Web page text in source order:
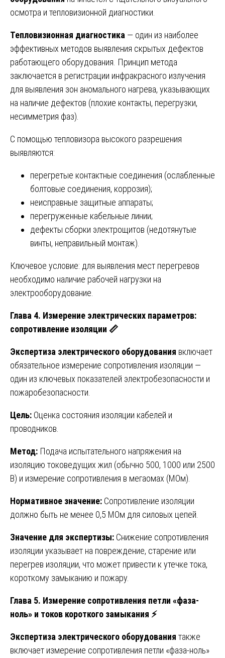
осмотра и тепловизионной диагностики.
Тепловизионная диагностика — один из наиболее
эффективных методов выявления скрытых дефектов
работающего оборудования. Принцип метода
заключается в регистрации инфракрасного излучения
для выявления зон аномального нагрева, указывающих
на наличие дефектов (плохие контакты, перегрузки,
несимметрия фаз).
С помощью тепловизора высокого разрешения
выявляются:
перегретые контактные соединения (ослабленные
болтовые соединения, коррозия);
неисправные защитные аппараты;
перегруженные кабельные линии;
дефекты сборки электрощитов (недотянутые
винты, неправильный монтаж).
Ключевое условие: для выявления мест перегревов
необходимо наличие рабочей нагрузки на
электрооборудование.
Глава 4. Измерение электрических параметров:
сопротивление изоляции 📏
Экспертиза электрического оборудования включает
обязательное измерение сопротивления изоляции —
один из ключевых показателей электробезопасности и
пожаробезопасности.
Цель: Оценка состояния изоляции кабелей и
проводников.
Метод: Подача испытательного напряжения на
изоляцию токоведущих жил (обычно 500, 1000 или 2500
В) и измерение сопротивления в мегаомах (МОм).
Нормативное значение: Сопротивление изоляции
должно быть не менее 0,5 МОм для силовых цепей.
Значение для экспертизы: Снижение сопротивления
изоляции указывает на повреждение, старение или
перегрев изоляции, что может привести к утечке тока,
короткому замыканию и пожару.
Глава 5. Измерение сопротивления петли «фаза-
ноль» и токов короткого замыкания ⚡
Экспертиза электрического оборудования также
включает измерение сопротивления петли «фаза-ноль»